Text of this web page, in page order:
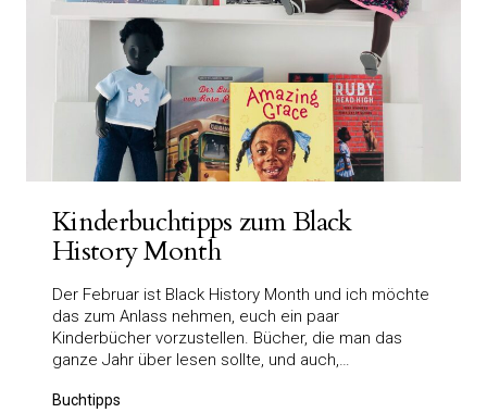
Kinderbuchtipps zum Black
History Month
Der Februar ist Black History Month und ich möchte
das zum Anlass nehmen, euch ein paar
Kinderbücher vorzustellen. Bücher, die man das
ganze Jahr über lesen sollte, und auch,…
Buchtipps